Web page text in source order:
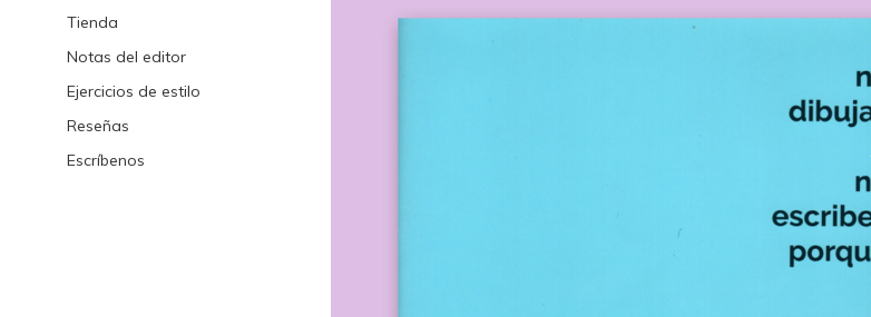
Tienda
Notas del editor
Ejercicios de estilo
Reseñas
Escríbenos